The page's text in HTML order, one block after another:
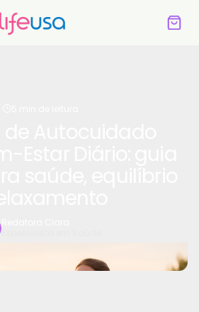
Especialista em Saúde